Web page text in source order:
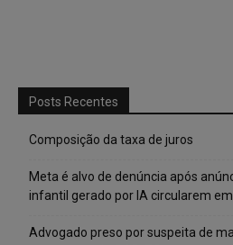
Posts Recentes
Composição da taxa de juros
Meta é alvo de denúncia após
infantil gerado por IA circularem
Advogado preso por suspeita de